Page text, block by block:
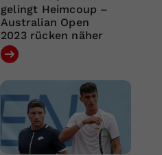
gelingt Heimcoup –
Australian Open
2023 rücken näher